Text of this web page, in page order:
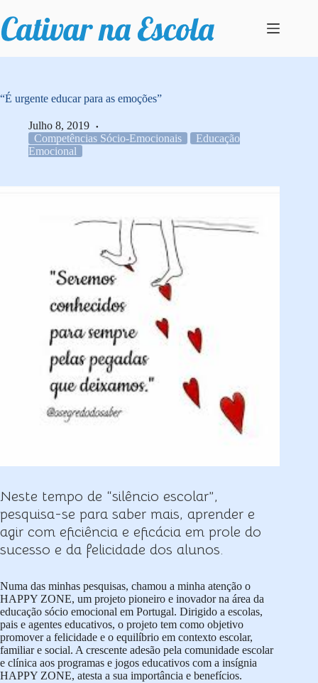
para
o
conteúdo
“É urgente educar para as emoções”
Julho 8, 2019
Competências Sócio-Emocionais
Educação
Emocional
Neste tempo de “silêncio escolar”,
pesquisa-se para saber mais, aprender e
agir com eficiência e eficácia em prole do
sucesso e da felicidade dos alunos.
Numa das minhas pesquisas, chamou a minha atenção o
HAPPY ZONE, um projeto pioneiro e inovador na área da
educação sócio emocional em Portugal. Dirigido a escolas,
pais e agentes educativos, o projeto tem como objetivo
promover a felicidade e o equilíbrio em contexto escolar,
familiar e social. A crescente adesão pela comunidade escolar
e clínica aos programas e jogos educativos com a insígnia
HAPPY ZONE, atesta a sua importância e benefícios.